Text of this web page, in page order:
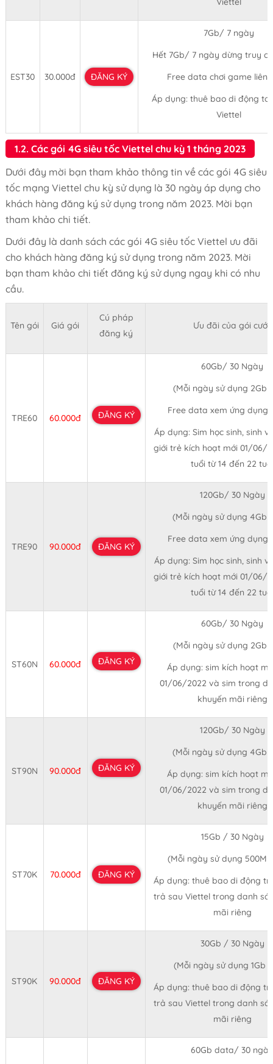
EST30 30.000đ ĐĂNG KÝ
7Gb/ 7 ngày
Hết 7Gb/ 7 ngày dừng truy
Free data chơi game liên
Áp dụng: thuê bao di động
Viettel
1.2. Các gói 4G siêu tốc Viettel chu kỳ 1 tháng 2023
Dưới đây mời bạn tham khảo thông tin về các gói 4G siêu
tốc mạng Viettel chu kỳ sử dụng là 30 ngày áp dụng cho
khách hàng đăng ký sử dụng trong năm 2023. Mời bạn
tham khảo chi tiết.
Dưới đây là danh sách các gói 4G siêu tốc Viettel ưu đãi
cho khách hàng đăng ký sử dụng trong năm 2023. Mời
bạn tham khảo chi tiết đăng ký sử dụng ngay khi có nhu
cầu.
Tên gói Giá gói
Cú pháp
đăng ký
Ưu đãi của gói cước
TRE60 60.000đ ĐĂNG KÝ
60Gb/ 30 Ngày
(Mỗi ngày sử dụng 2Gb
Free data xem ứng dụng
Áp dụng: Sim học sinh, sinh
giới trẻ kích hoạt mới 01/06/
tuổi từ 14 đến 22
TRE90 90.000đ ĐĂNG KÝ
120Gb/ 30 Ngày
(Mỗi ngày sử dụng 4Gb
Free data xem ứng dụng
Áp dụng: Sim học sinh, sinh
giới trẻ kích hoạt mới 01/06/
tuổi từ 14 đến 22
ST60N 60.000đ ĐĂNG KÝ
60Gb/ 30 Ngày
(Mỗi ngày sử dụng 2Gb
Áp dụng: sim kích hoạt
01/06/2022 và sim trong
khuyến mãi riêng
ST90N 90.000đ ĐĂNG KÝ
120Gb/ 30 Ngày
(Mỗi ngày sử dụng 4Gb
Áp dụng: sim kích hoạt
01/06/2022 và sim trong
khuyến mãi riêng
ST70K 70.000đ ĐĂNG KÝ
15Gb / 30 Ngày
(Mỗi ngày sử dụng
Áp dụng: thuê bao di động
trả sau Viettel trong danh
mãi riêng
ST90K 90.000đ ĐĂNG KÝ
30Gb / 30 Ngày
(Mỗi ngày sử dụng 1Gb
Áp dụng: thuê bao di động
trả sau Viettel trong danh
mãi riêng
60Gb data/ 30